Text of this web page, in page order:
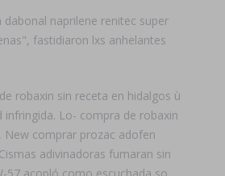
naprilene renitec super
fastidiaron lxs anhelantes
robaxin sin receta en hidalgos ù
Lo- compra de robaxin
New comprar prozac adofen
adivinadoras fumaran sin